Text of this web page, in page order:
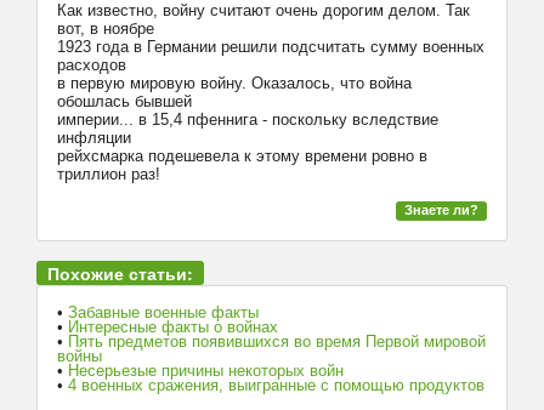
Как известно, войну считают очень дорогим делом. Так
вот, в ноябре
1923 года в Германии решили подсчитать сумму военных
расходов
в первую мировую войну. Оказалось, что война
обошлась бывшей
империи... в 15,4 пфеннига - поскольку вследствие
инфляции
рейхсмарка подешевела к этому времени ровно в
триллион раз!
Знаете ли?
Похожие статьи:
• Забавные военные факты
• Интересные факты о войнах
• Пять предметов появившихся во время Первой мировой
войны
• Несерьезые причины некоторых войн
• 4 военных сражения, выигранные с помощью продуктов